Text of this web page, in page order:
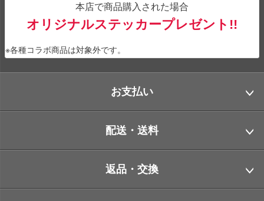
本店で商品購入された場合
オリジナルステッカープレゼント!!
※各種コラボ商品は対象外です。
お支払い
配送・送料
返品・交換